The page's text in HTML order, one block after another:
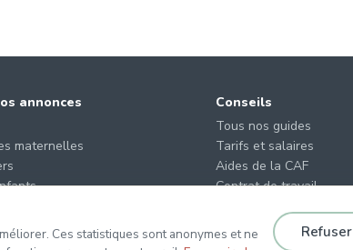
annonces
maternelles
Conseils
Tous nos guides
Tarifs et salaires
Aides de la CAF
Contrat de travail
Ces statistiques sont anonymes et ne
Refuser